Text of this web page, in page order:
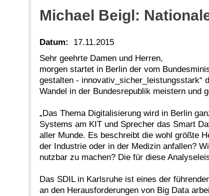
Michael Beigl:
Datum:
17.11.2015
Sehr geehrte Damen und Herren,
morgen startet in Berlin der vom
gestalten -
Wandel in der Bundesrepublik meistern und
„Das Thema Digitalisierung wird in Berlin
Systems am KIT und Sprecher das Smart
aller Munde. Es beschreibt die wohl größte
der Industrie oder in der Medizin anfallen?
nutzbar zu machen? Die für diese
Das SDIL in Karlsruhe ist eines der
an den Herausforderungen von Big Data